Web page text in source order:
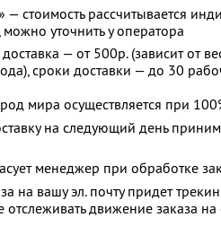
— стоимость рассчитывается
уточнить у оператора
— от 500р. (зависит от
сроки доставки — до 30
мира осуществляется при
на следующий день
менеджер при обработке
на вашу эл. почту придет
отслеживать движение заказа